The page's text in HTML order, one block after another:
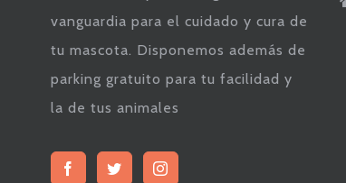
vanguardia para el cuidado y cura de
tu mascota. Disponemos además de
parking gratuito para tu facilidad y
la de tus animales
Este es nuestro servicio de
mensajería. Pídenos una cita,
consulta o ¿Tienes una
urgencia?
Hola, ¿Cómo podemos
ayudarte?